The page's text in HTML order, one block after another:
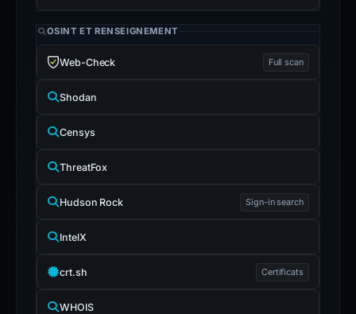
OSINT ET RENSEIGNEMENT
Web-Check Full scan
Shodan
Censys
ThreatFox
Hudson Rock Sign-in search
IntelX
crt.sh Certificats
WHOIS